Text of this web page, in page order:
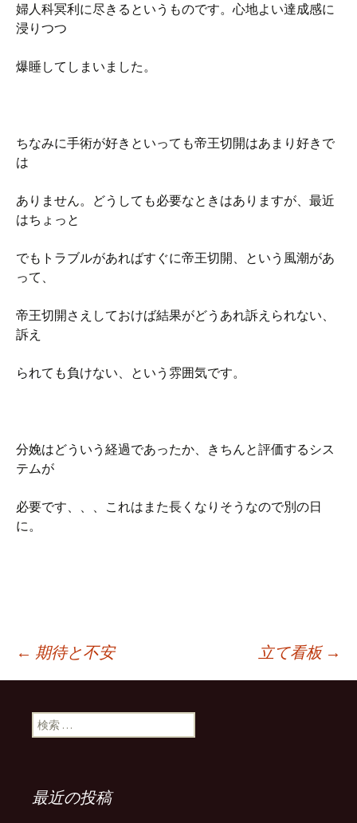
婦人科冥利に尽きるというものです。心地よい達成感に
浸りつつ
爆睡してしまいました。
ちなみに手術が好きといっても帝王切開はあまり好きで
は
ありません。どうしても必要なときはありますが、最近
はちょっと
でもトラブルがあればすぐに帝王切開、という風潮があ
って、
帝王切開さえしておけば結果がどうあれ訴えられない、
訴え
られても負けない、という雰囲気です。
分娩はどういう経過であったか、きちんと評価するシス
テムが
必要です、、、これはまた長くなりそうなので別の日
に。
投稿ナビゲーション
← 期待と不安 立て看板 →
検索:
最近の投稿